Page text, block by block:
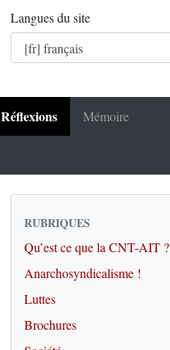
Langues du site
Réflexions Mémoire
RUBRIQUES
Qu’est ce que la CNT-AIT ?
Anarchosyndicalisme !
Luttes
Brochures